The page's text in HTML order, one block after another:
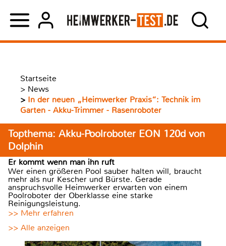
Startseite
> News
> In der neuen „Heimwerker Praxis“: Technik im
Garten - Akku-Trimmer - Rasenroboter
Topthema: Akku-Poolroboter EON 120d von
Dolphin
Er kommt wenn man ihn ruft
Wer einen größeren Pool sauber halten will, braucht
mehr als nur Kescher und Bürste. Gerade
anspruchsvolle Heimwerker erwarten von einem
Poolroboter der Oberklasse eine starke
Reinigungsleistung.
>> Mehr erfahren
>> Alle anzeigen